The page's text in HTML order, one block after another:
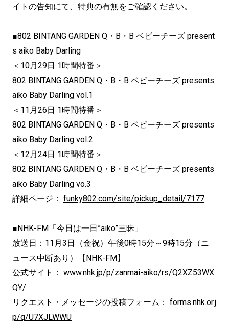
イトの告知にて、特典の有無をご確認ください。
■802 BINTANG GARDEN Q・B・B ベビーチーズ present
s aiko Baby Darling
＜10月29日 1時間特番＞
802 BINTANG GARDEN Q・B・B ベビーチーズ presents
aiko Baby Darling vol.1
＜11月26日 1時間特番＞
802 BINTANG GARDEN Q・B・B ベビーチーズ presents
aiko Baby Darling vol.2
＜12月24日 1時間特番＞
802 BINTANG GARDEN Q・B・B ベビーチーズ presents
aiko Baby Darling vo.3
詳細ページ： funky802.com/site/pickup_detail/7177
■NHK-FM「今日は一日”aiko”三昧」
放送日：11月3日（金祝）午後0時15分～9時15分（ニ
ュース中断あり）【NHK-FM】
公式サイト： www.nhk.jp/p/zanmai-aiko/rs/Q2XZ53WX
QY/
リクエスト・メッセージの投稿フォーム： forms.nhk.or.j
p/q/U7XJLWWU